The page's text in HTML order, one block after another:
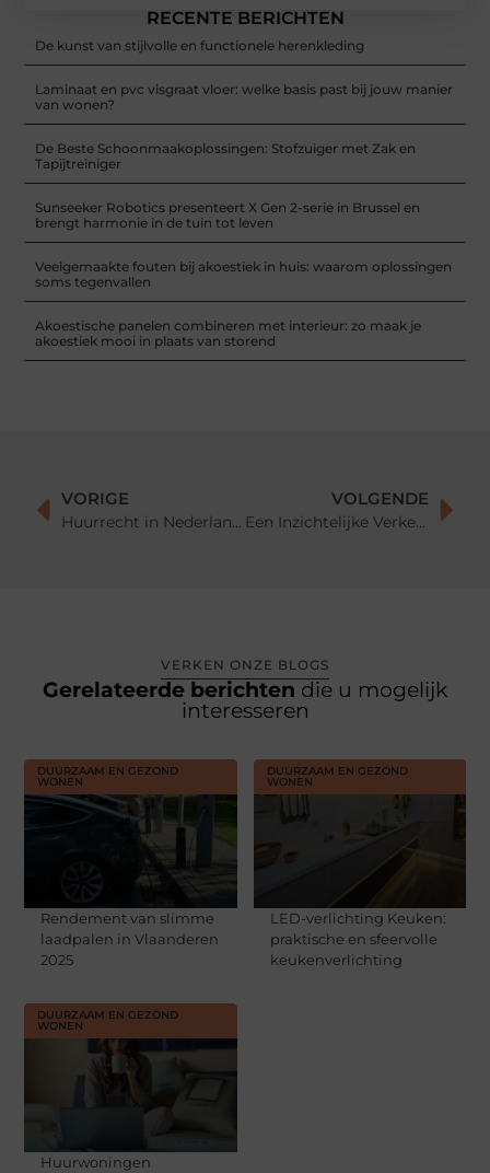
RECENTE BERICHTEN
De kunst van stijlvolle en functionele herenkleding
Laminaat en pvc visgraat vloer: welke basis past bij jouw manier
van wonen?
De Beste Schoonmaakoplossingen: Stofzuiger met Zak en
Tapijtreiniger
Sunseeker Robotics presenteert X Gen 2-serie in Brussel en
brengt harmonie in de tuin tot leven
Veelgemaakte fouten bij akoestiek in huis: waarom oplossingen
soms tegenvallen
Akoestische panelen combineren met interieur: zo maak je
akoestiek mooi in plaats van storend
VORIGE
Huurrecht in Nederland: Alles wat u moet weten
VOLGENDE
Een Inzichtelijke Verkenning van Rolluiken Prijzen: Wat te Verwachten?
VERKEN ONZE BLOGS
Gerelateerde berichten die u mogelijk
interesseren
DUURZAAM EN GEZOND
WONEN
Rendement van slimme
laadpalen in Vlaanderen
2025
DUURZAAM EN GEZOND
WONEN
LED-verlichting Keuken:
praktische en sfeervolle
keukenverlichting
DUURZAAM EN GEZOND
WONEN
Huurwoningen